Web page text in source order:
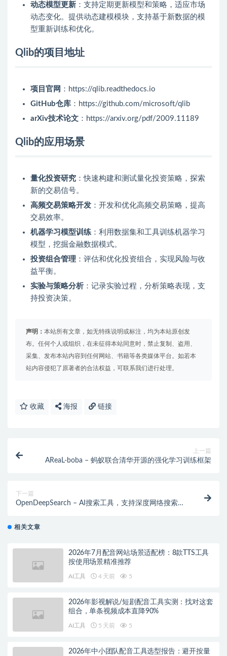
动态模型更新 ：支持定期更新模型和策略，适应市场
动态变化。提供动态建模模块，支持基于新数据的模
型重新训练和优化。
Qlib的项目地址
项目官网 ：https://qlib.readthedocs.io
GitHub仓库 ：https://github.com/microsoft/qlib
arXiv技术论文 ：https://arxiv.org/pdf/2009.11189
Qlib的应用场景
量化投资研究 ：快速构建和测试量化投资策略，探索
新的交易信号。
高频交易策略开发 ：开发和优化高频交易策略，提高
交易效率。
机器学习模型训练 ：利用数据集和工具训练机器学习
模型，挖掘金融数据模式。
投资组合管理 ：评估和优化投资组合，实现风险与收
益平衡。
实验与策略分析 ：记录实验过程，分析策略表现，支
持投资决策。
声明： 本站所有文章，如无特殊说明或标注，均为本站原创发
布。任何个人或组织，在未征得本站同意时，禁止复制、盗用、
采集、发布本站内容到任何网站、书籍等各类媒体平台。如若本
站内容侵犯了原著者的合法权益，可联系我们进行处理。
收藏 海报 链接
上一篇
AReaL-boba – 蚂蚁联合清华开源的强化学习训练框架
下一篇
OpenDeepSearch – AI搜索工具，支持深度网络搜索和
相关文章
2026年7月配音网站场景适配榜：8款TTS工具
按使用场景精准推荐
AI工具 4 天前 5
2026年影视解说/短剧配音工具实测：找对这套
组合，单条视频成本直降90%
AI工具 5 天前 5
2026年中小团队配音工具选型报告：避开按量